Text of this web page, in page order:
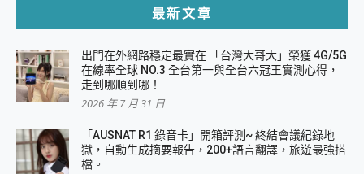
最新文章
出門在外網路穩定最實在 「台灣大哥大」榮獲 4G/5G
在線率全球 NO.3 全台第一與全台六冠王實測心得，
走到哪順到哪！
2026 年 7 月 31 日
「AUSNAT R1 錄音卡」開箱評測~ 終結會議紀錄地
獄，自動生成摘要報告，200+語言翻譯，旅遊最強搭
檔。